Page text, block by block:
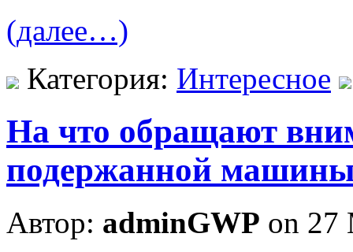
(далее…)
Категория: Интересное
На что обращают
подержанной
Автор: adminGWP on 27